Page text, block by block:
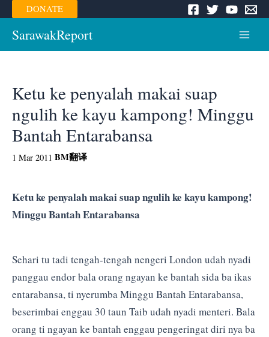
Skip
to
content
DONATE
SarawakReport
Ketu ke penyalah makai suap
ngulih ke kayu kampong! Minggu
Bantah Entarabansa
1 Mar 2011 BM翻译
Ketu ke penyalah makai suap ngulih ke kayu kampong!
Minggu Bantah Entarabansa
Sehari tu tadi tengah-tengah nengeri London udah nyadi
panggau endor bala orang ngayan ke bantah sida ba ikas
entarabansa, ti nyerumba Minggu Bantah Entarabansa,
beserimbai enggau 30 taun Taib udah nyadi menteri. Bala
orang ti ngayan ke bantah enggau pengeringat diri nya ba